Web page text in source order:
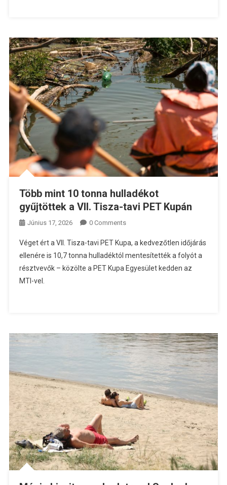
Több mint 10 tonna hulladékot
gyűjtöttek a VII. Tisza-tavi PET Kupán
Június 17, 2026 0 Comments
Véget ért a VII. Tisza-tavi PET Kupa, a kedvezőtlen időjárás
ellenére is 10,7 tonna hulladéktól mentesítették a folyót a
résztvevők – közölte a PET Kupa Egyesület kedden az
MTI-vel.